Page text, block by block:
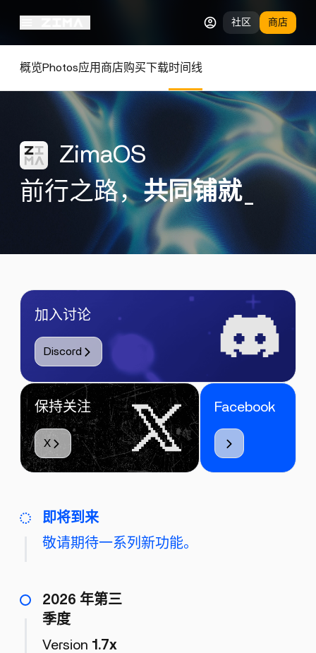
社区 商店
概览 Photos应用商店购买 下载时间线
ZimaOS
前行之路，共同铺就_
加入讨论
Discord
保持关注
X
Facebook
即将到来
敬请期待一系列新功能。
2026 年第三
季度
Version 1.7x